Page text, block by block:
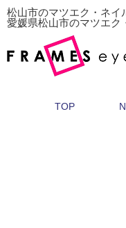
松山市のマツエク・ネイ
愛媛県松山市のマツエク
TOP